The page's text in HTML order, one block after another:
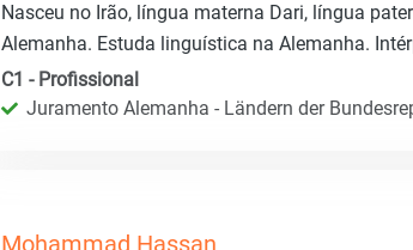
Nasceu no Irão, língua materna Dari, língua
Alemanha. Estuda linguística na Alemanha.
C1 - Profissional
Juramento Alemanha - Ländern der
Mohammad Hassan